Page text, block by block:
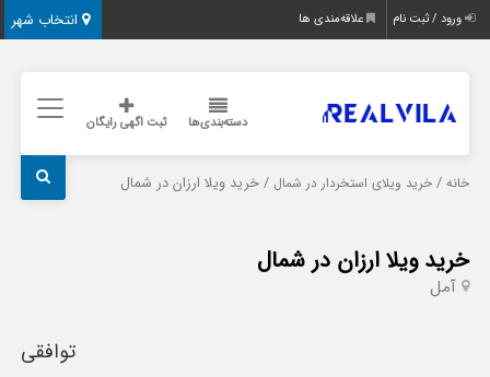
انتخاب شهر ورود / ثبت نام علاقه‌مندی ها
دسته‌بندی‌ها ثبت اگهی رایگان
خانه /خرید ویلای استخردار در شمال / خرید ویلا ارزان در شمال
خرید ویلا ارزان در شمال
آمل
توافقی